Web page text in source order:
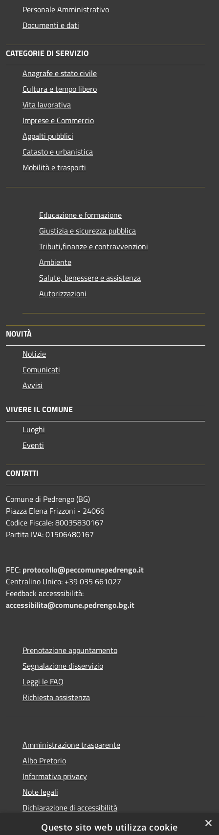
Personale Amministrativo
Documenti e dati
CATEGORIE DI SERVIZIO
Anagrafe e stato civile
Cultura e tempo libero
Vita lavorativa
Imprese e Commercio
Appalti pubblici
Catasto e urbanistica
Mobilità e trasporti
Educazione e formazione
Giustizia e sicurezza pubblica
Tributi,finanze e contravvenzioni
Ambiente
Salute, benessere e assistenza
Autorizzazioni
NOVITÀ
Notizie
Comunicati
Avvisi
VIVERE IL COMUNE
Luoghi
Eventi
CONTATTI
Comune di Pedrengo (BG)
Piazza Elena Frizzoni - 24066
Codice Fiscale: 80035830167
Partita IVA: 01506480167
PEC: protocollo@peccomunepedrengo.it
Centralino Unico: +39 035 661027
Feedback accesssibilità:
accessibilita@comune.pedrengo.bg.it
Prenotazione appuntamento
Segnalazione disservizio
Leggi le FAQ
Richiesta assistenza
Amministrazione trasparente
Albo Pretorio
Informativa privacy
Note legali
Dichiarazione di accessibilità
Area riservata dipendenti
×
Questo sito web utilizza cookie